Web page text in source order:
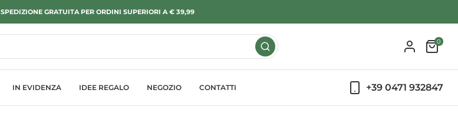
SPEDIZIONE GRATUITA PER ORDINI SUPERIORI A € 39,99
0
IN EVIDENZA IDEE REGALO NEGOZIO CONTATTI +39 0471 932847